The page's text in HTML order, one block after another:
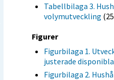
Tabellbilaga 3.
volymutveckling
Figurer
Figurbilaga 1.
justerade
Figurbilaga 2.